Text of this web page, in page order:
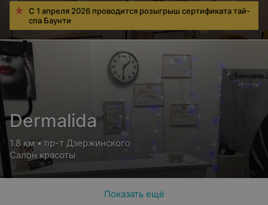
Укладка гафре (короткие)
Цена по запросу
Укладка гафре (средние)
Цена по запросу
Укладка гафре (длинные)
Цена по запросу
Укладка волос афролоконами (короткие)
С 1 апреля 2026 проводится розыгрыш сертификата тай-
спа Баунти
Dermalida
1.8 км • пр-т Дзержинского
Салон красоты
Показать ещё